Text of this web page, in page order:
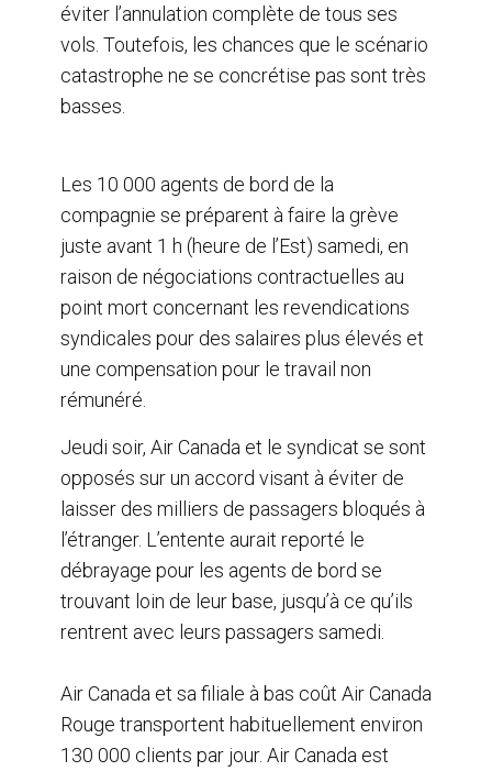
éviter l’annulation complète de tous ses
vols. Toutefois, les chances que le scénario
catastrophe ne se concrétise pas sont très
basses.
Les 10 000 agents de bord de la
compagnie se préparent à faire la grève
juste avant 1 h (heure de l’Est) samedi, en
raison de négociations contractuelles au
point mort concernant les revendications
syndicales pour des salaires plus élevés et
une compensation pour le travail non
rémunéré.
Jeudi soir, Air Canada et le syndicat se sont
opposés sur un accord visant à éviter de
laisser des milliers de passagers bloqués à
l’étranger. L’entente aurait reporté le
débrayage pour les agents de bord se
trouvant loin de leur base, jusqu’à ce qu’ils
rentrent avec leurs passagers samedi.
Air Canada et sa filiale à bas coût Air Canada
Rouge transportent habituellement environ
130 000 clients par jour. Air Canada est